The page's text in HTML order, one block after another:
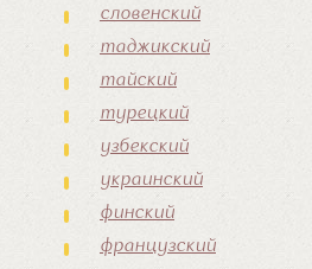
словенский
таджикский
тайский
турецкий
узбекский
украинский
финский
французский